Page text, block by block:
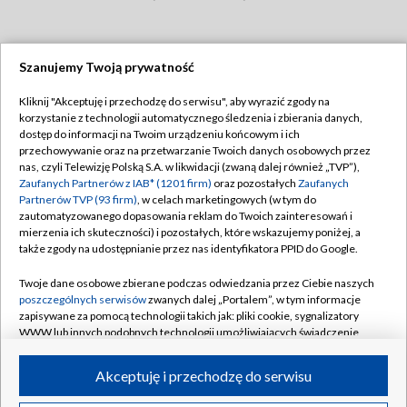
TVP
Abonament TVP
Emisja w TVP
Centrum informacji TVP
Naziemna Telewizja Cyfrowa
Rada Programowa
System NOS
Informacje o nadawcy
Program dla prasy
Regulamin TVP
Polityka prywatności
Moje zgody
Pomoc
Kontakt
Kanały
©2026 Telewizja Polska S.A. w likwidacji
Szanujemy Twoją prywatność
Kliknij "Akceptuję i przechodzę do serwisu", aby wyrazić zgody na
korzystanie z technologii automatycznego śledzenia i zbierania danych,
dostęp do informacji na Twoim urządzeniu końcowym i ich
przechowywanie oraz na przetwarzanie Twoich danych osobowych przez
nas, czyli Telewizję Polską S.A. w likwidacji (zwaną dalej również „TVP”),
Zaufanych Partnerów z IAB* (1201 firm) oraz pozostałych Zaufanych
Partnerów TVP (93 firm), w celach marketingowych (w tym do
zautomatyzowanego dopasowania reklam do Twoich zainteresowań i
mierzenia ich skuteczności) i pozostałych, które wskazujemy poniżej, a
także zgody na udostępnianie przez nas identyfikatora PPID do Google.
Twoje dane osobowe zbierane podczas odwiedzania przez Ciebie naszych
poszczególnych serwisówzwanych dalej „Portalem”, w tym informacje
zapisywane za pomocą technologii takich jak: pliki cookie, sygnalizatory
WWW lub innych podobnych technologii umożliwiających świadczenie
ruchu w Internecie.Akceptuję i przechodzę do serwisu